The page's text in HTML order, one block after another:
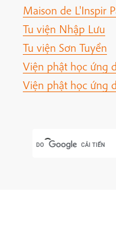
Maison de L'Inspir
Tu viện Nhập Lưu
Tu viện Sơn Tuyền
Viện phật học ứng
Viện phật học ứng